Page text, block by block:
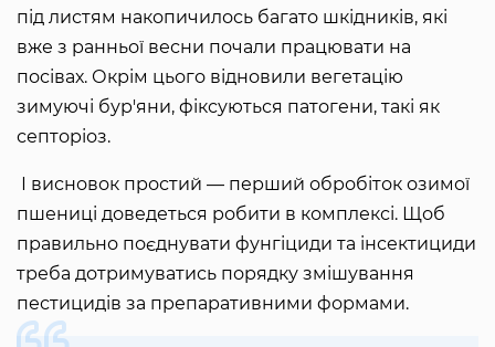
під листям накопичилось багато шкідників, які
вже з ранньої весни почали працювати на
посівах. Окрім цього відновили вегетацію
зимуючі бур'яни, фіксуються патогени, такі як
септоріоз.
І висновок простий — перший обробіток озимої
пшениці доведеться робити в комплексі. Щоб
правильно поєднувати фунгіциди та інсектициди
треба дотримуватись порядку змішування
пестицидів за препаративними формами.